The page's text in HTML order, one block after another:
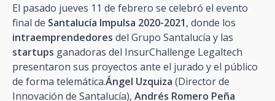
El pasado jueves 11 de febrero se celebró el evento
final de Santalucía Impulsa 2020-2021, donde los
intraemprendedores del Grupo Santalucía y las
startups ganadoras del InsurChallenge Legaltech
presentaron sus proyectos ante el jurado y el público
de forma telemática.Ángel Uzquiza (Director de
Innovación de Santalucía), Andrés Romero Peña